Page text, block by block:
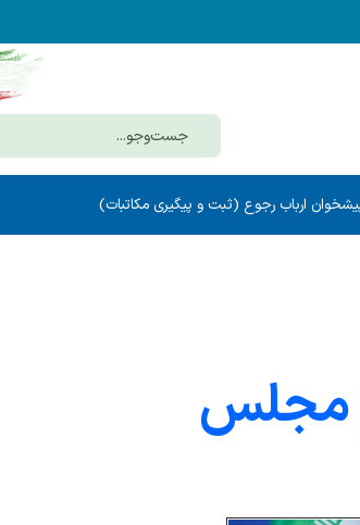
ارباب رجوع (ثبت و پیگیری مکاتبات)
مجلس